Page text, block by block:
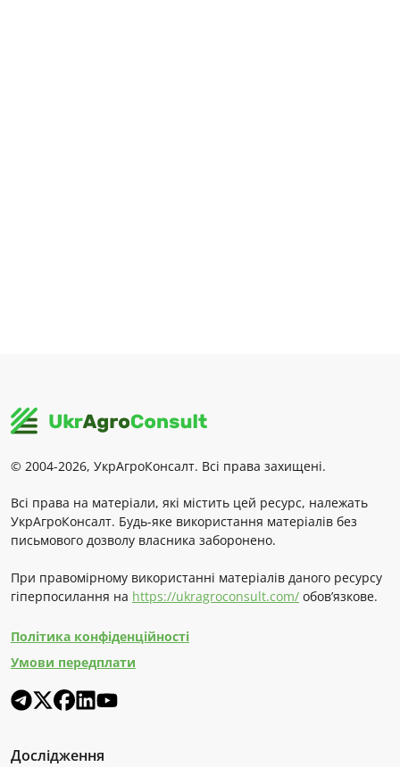
© 2004-2026, УкрАгроКонсалт. Всі права захищені.
Всі права на матеріали, які містить цей ресурс, належать
УкрАгроКонсалт. Будь-яке використання матеріалів без
письмового дозволу власника заборонено.
При правомірному використанні матеріалів даного ресурсу
гіперпосилання на https://ukragroconsult.com/ обов’язкове.
Політика конфіденційності
Умови передплати
Дослідження